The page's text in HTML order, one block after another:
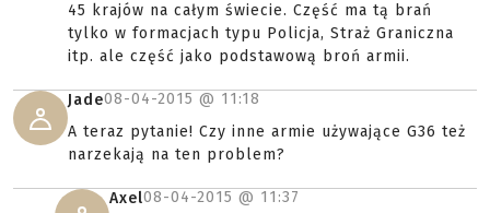
45 krajów na całym świecie. Część ma tą brań
tylko w formacjach typu Policja, Straż Graniczna
itp. ale część jako podstawową broń armii.
Jade08-04-2015 @ 11:18
A teraz pytanie! Czy inne armie używające G36 też
narzekają na ten problem?
Axel08-04-2015 @ 11:37